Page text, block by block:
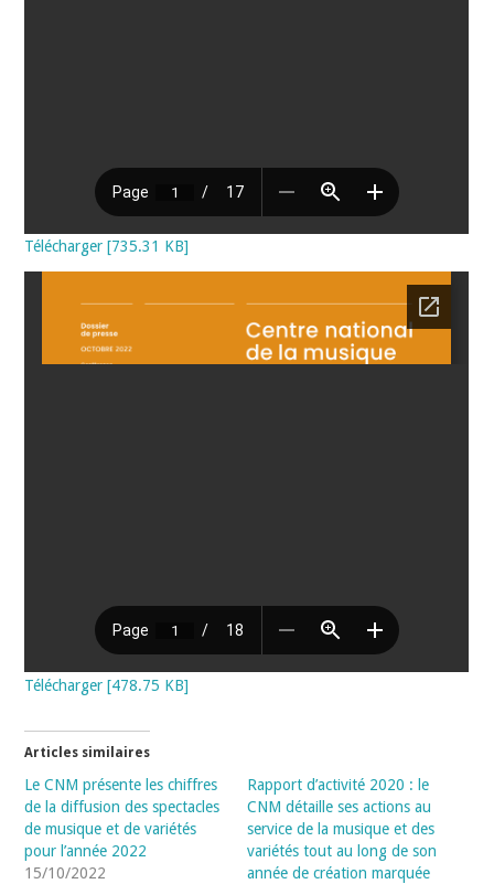
Télécharger [735.31 KB]
Télécharger [478.75 KB]
Articles similaires
Le CNM présente les chiffres
de la diffusion des spectacles
de musique et de variétés
pour l’année 2022
15/10/2022
Rapport d’activité 2020 : le
CNM détaille ses actions au
service de la musique et des
variétés tout au long de son
année de création marquée